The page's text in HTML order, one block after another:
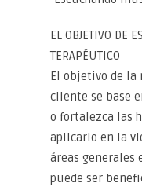
EL OBJETIVO DE
TERAPÉUTICO
El objetivo de la
cliente se base
o fortalezca las
aplicarlo en la
áreas generales
puede ser